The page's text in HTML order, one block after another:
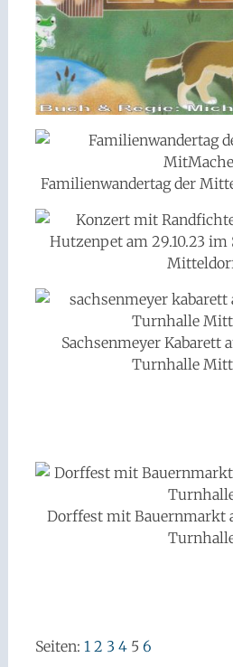
Familienwandertag der
Sachsenmeyer Kabarett
Turnhalle
Dorffest mit Bauernmarkt
Seiten: 1 2 3 4 5 6